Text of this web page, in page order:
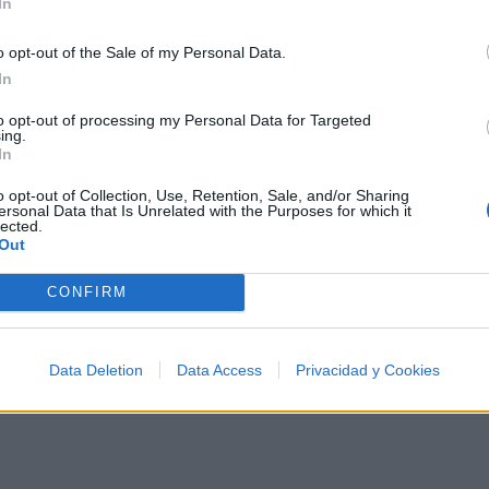
opt-out of the Sale of my Personal Data.
opt-out of processing my Personal Data for Targeted
opt-out of Collection, Use, Retention, Sale, and/or Sharing
Data that Is Unrelated with the Purposes for which it
CONFIRM
Data Deletion Data Access Privacidad y Cookies
Psicodelia y Space Rock 🎸✨
al firmamento y siente la gravedad cero. 💾 ¡Guarda